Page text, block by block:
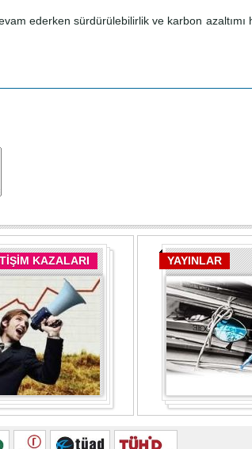
ederken sürdürülebilirlik ve karbon azaltımı
KAZALARI YAYINLAR